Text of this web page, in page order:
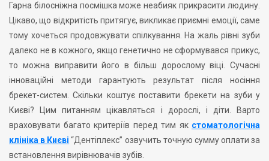
Гарна білосніжна посмішка може неабияк прикрасити людину.
Цікаво, що відкритість притягує, викликає приємні емоції, саме
тому хочеться продовжувати спілкування. На жаль рівні зуби
далеко не в кожного, якщо генетично не сформувався прикус,
то можна виправити його в більш дорослому віці. Сучасні
інноваційні методи гарантують результат після носіння
брекет-систем. Скільки коштує поставити брекети на зуби у
Києві? Цим питанням цікавляться і дорослі, і діти. Варто
враховувати багато критеріїв перед тим як стоматологічна
клініка в Києві “Дентіплекс” озвучить точную сумму оплати за
встановлення вирівнювачів зубів.